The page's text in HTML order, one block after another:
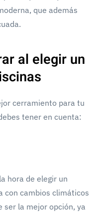
que además
al elegir un
cerramiento para tu
tener en cuenta:
hora de elegir un
con cambios climáticos
ser la mejor opción, ya